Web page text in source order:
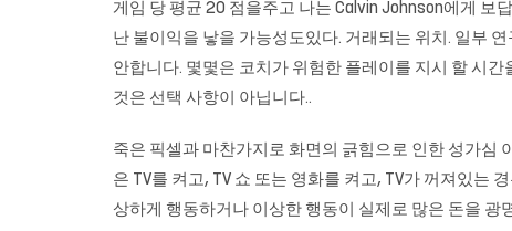
게임 당 평균 20 점을주고 나는 Calvin Johnson에게 보
난 불이익을 낳을 가능성도있다. 거래되는 위치. 일부
안합니다. 몇몇은 코치가 위험한 플레이를 지시 할 시
것은 선택 사항이 아닙니다..
죽은 픽셀과 마찬가지로 화면의 긁힘으로 인한 성가심
은 TV를 켜고, TV 쇼 또는 영화를 켜고, TV가 꺼져있는
상하게 행동하거나 이상한 행동이 실제로 많은 돈을